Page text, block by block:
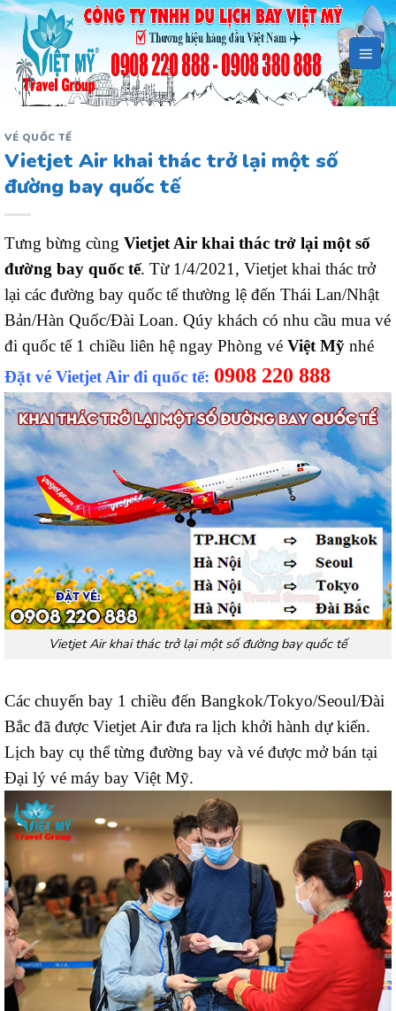
Bỏ
qua
dung
VÉ QUỐC TẾ
Vietjet Air khai thác trở lại một số
đường bay quốc tế
Tưng bừng cùng Vietjet Air khai thác trở lại một số
đường bay quốc tế. Từ 1/4/2021, Vietjet khai thác trở
lại các đường bay quốc tế thường lệ đến Thái Lan/Nhật
Bản/Hàn Quốc/Đài Loan. Qúy khách có nhu cầu mua vé
đi quốc tế 1 chiều liên hệ ngay Phòng vé Việt Mỹ nhé
Đặt vé Vietjet Air đi quốc tế: 0908 220 888
Vietjet Air khai thác trở lại một số đường bay quốc tế
Các chuyến bay 1 chiều đến Bangkok/Tokyo/Seoul/Đài
Bắc đã được Vietjet Air đưa ra lịch khởi hành dự kiến.
Lịch bay cụ thể từng đường bay và vé được mở bán tại
Đại lý vé máy bay Việt Mỹ.